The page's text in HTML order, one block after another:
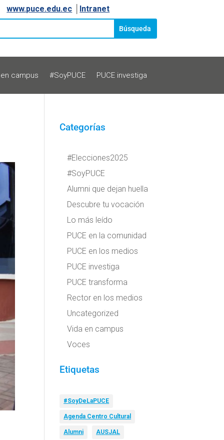
www.puce.edu.ec Intranet
campus #SoyPUCE PUCE investiga
Categorías
#Elecciones2025
#SoyPUCE
Alumni que dejan huella
Descubre tu vocación
Lo más leído
PUCE en la comunidad
PUCE en los medios
PUCE investiga
PUCE transforma
Rector en los medios
Uncategorized
Vida en campus
Voces
Etiquetas
#SoyDeLaPUCE
Agenda Centro Cultural
Alumni AUSJAL